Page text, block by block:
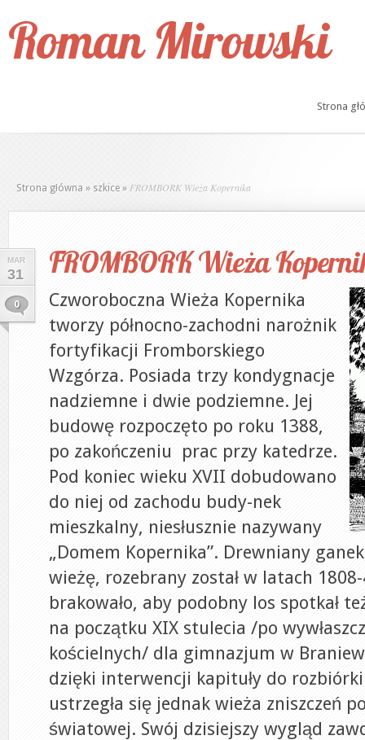
Roman Mirowski
Strona
Strona główna » szkice » FROMBORK Wieża Kopernika
MAR
31
0
FROMBORK Wieża
Czworoboczna Wieża Kopernika
tworzy północno-zachodni narożnik
fortyfikacji Fromborskiego
Wzgórza. Posiada trzy kondygnacje
nadziemne i dwie podziemne. Jej
budowę rozpoczęto po roku 1388,
po zakończeniu prac przy katedrze.
Pod koniec wieku XVII dobudowano
do niej od zachodu budy-nek
mieszkalny, niesłusznie nazywany
„Domem Kopernika”. Drewniany
wieżę, rozebrany został w latach
brakowało, aby podobny los spotkał
na początku XIX stulecia /po
kościelnych/ dla gimnazjum w
dzięki interwencji kapituły do rozbiórki
ustrzegła się jednak wieża zniszczeń
światowej. Swój dzisiejszy wygląd